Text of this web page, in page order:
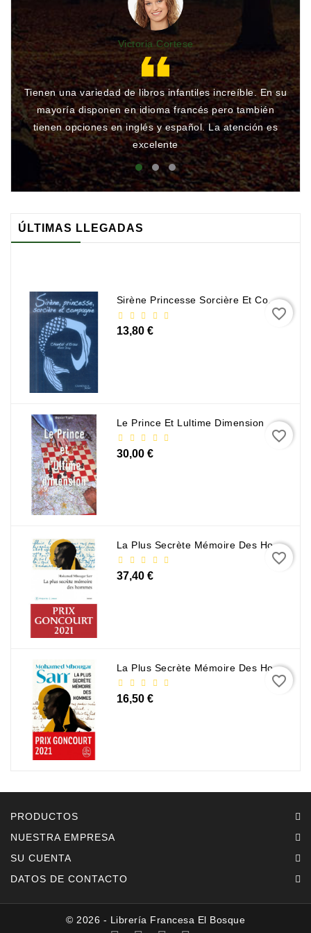
Victoria Cortese
Tienen una variedad de libros infantiles increíble. En su
mayoría disponen en idioma francés pero también
tienen opciones en inglés y español. La atención es
excelente
ÚLTIMAS LLEGADAS
Sirène Princesse Sorcière Et Compagnie
13,80 €
favorite_border
Le Prince Et Lultime Dimension
30,00 €
favorite_border
La Plus Secrète Mémoire Des Hommes - Mohamed Mbougar Sarr
37,40 €
favorite_border
La Plus Secrète Mémoire Des Hommes - Mohamed Mbougar Sarr
16,50 €
favorite_border
PRODUCTOS
NUESTRA EMPRESA
SU CUENTA
DATOS DE CONTACTO
© 2026 - Librería Francesa El Bosque